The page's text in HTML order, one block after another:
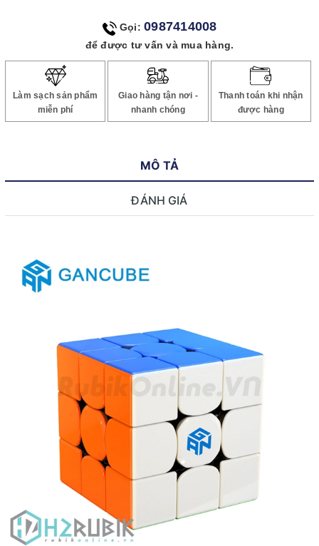
Gọi: 0987414008
để được tư vấn và mua hàng.
Làm sạch sản phẩm
miễn phí
Giao hàng tận nơi -
nhanh chóng
Thanh toán khi nhận
được hàng
MÔ TẢ
ĐÁNH GIÁ